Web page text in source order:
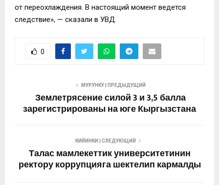
от переохлаждения. В настоящий момент ведется
следствие», — сказали в УВД.
0
МУРУНКУ | ПРЕДЫДУЩИЙ
Землетрясение силой 3 и 3,5 балла
зарегистрированы на юге Кыргызстана
КИЙИНКИ | СЛЕДУЮЩИЙ
Талас мамлекеттик университетинин
ректору коррупцияга шектелип кармалды